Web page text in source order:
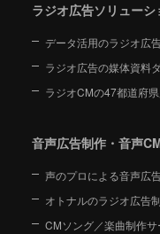
ラジオ広告ソリューシ
データ活用のラジオ広
ラジオ広告の媒体資料
ラジオCMの47都道府
音声広告制作・音声
声のプロによる音声広
オトナルのラジオ広告
CMソング／楽曲制作サ